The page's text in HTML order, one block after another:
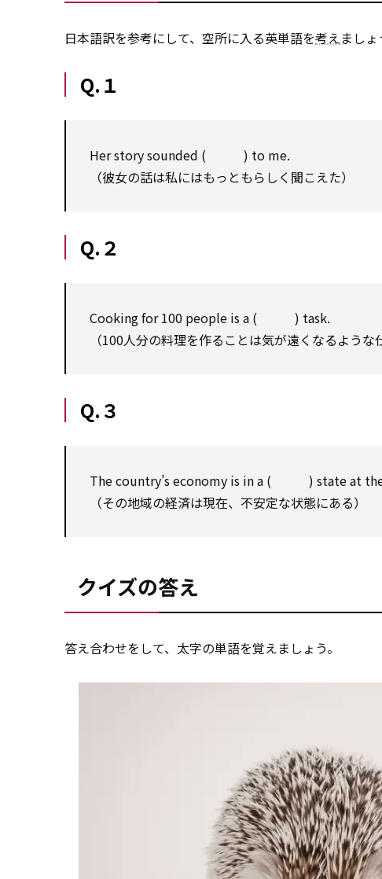
日本語訳を参考にして、空所に入る英単語を考えましょ
Q.１
Her story sounded ( ) to me.
（彼女の話は私にはもっともらしく聞こえた）
Q.２
Cooking for 100 people is a ( ) task.
（100人分の料理を作ることは気が遠くなるような
Q.３
The country’s economy is in a ( ) state at
（その地域の経済は現在、不安定な状態にある）
クイズの答え
答え合わせをして、太字の単語を覚えましょう。